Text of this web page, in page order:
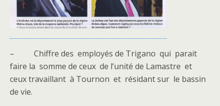
– Chiffre des employés de Trigano qui parait
faire la somme de ceux de l’unité de Lamastre et
ceux travaillant à Tournon et résidant sur le bassin
de vie.